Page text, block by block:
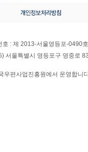
호 : 제 2013-서울영등포-0490호
서울특별시 영등포구 영중로
우편사업진흥원에서 운영합니